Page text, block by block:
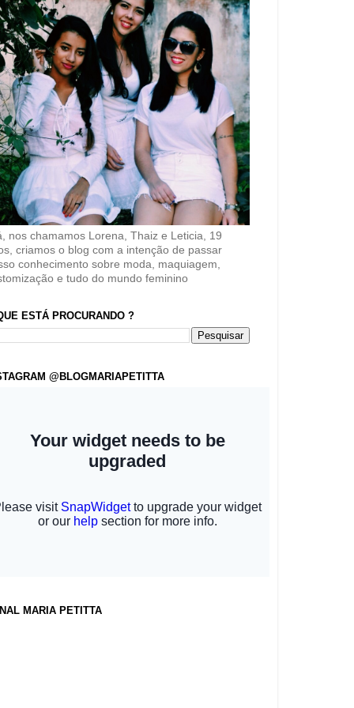
nos chamamos Lorena, Thaiz e Leticia, 19
criamos o blog com a intenção de passar
conhecimento sobre moda, maquiagem,
e tudo do mundo feminino
ESTÁ PROCURANDO ?
@BLOGMARIAPETITTA
MARIA PETITTA